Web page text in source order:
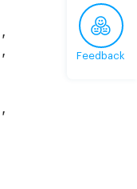
,
,
,
Feedback